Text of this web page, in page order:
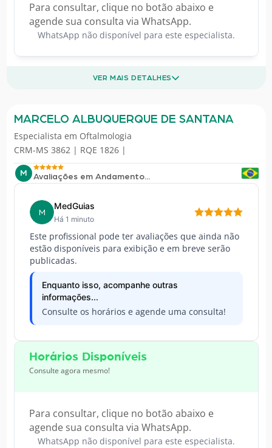
Para consultar, clique no botão abaixo e
agende sua consulta via WhatsApp.
WhatsApp não disponível para este especialista.
VER MAIS DETALHES
MARCELO ALBUQUERQUE DE SANTANA
Especialista em Oftalmologia
CRM-MS 3862 | RQE 1826 |
M Avaliações em Andamento...
M
MedGuias
Há 1 minuto
Este profissional pode ter avaliações que ainda não
estão disponíveis para exibição e em breve serão
publicadas.
Enquanto isso, acompanhe outras
informações...
Consulte os horários e agende uma consulta!
Horários Disponíveis
Consulte agora mesmo!
Para consultar, clique no botão abaixo e
agende sua consulta via WhatsApp.
WhatsApp não disponível para este especialista.